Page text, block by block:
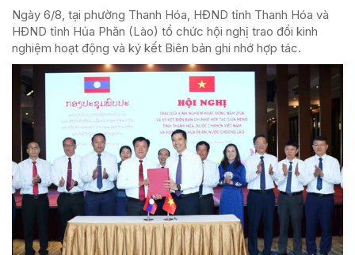
Ngày 6/8, tại phường Thanh Hóa, HĐND tỉnh Thanh Hóa và
HĐND tỉnh Hủa Phăn (Lào) tổ chức hội nghị trao đổi kinh
nghiệm hoạt động và ký kết Biên bản ghi nhớ hợp tác.